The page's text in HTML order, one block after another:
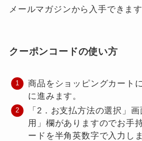
メールマガジンから入手できます
クーポンコードの使い方
商品をショッピングカート
に進みます。
「2．お支払方法の選択」
用」欄がありますのでお手
ードを半角英数字で入力しま